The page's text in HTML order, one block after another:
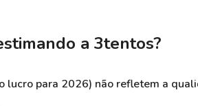
a 3tentos?
para 2026) não refletem a